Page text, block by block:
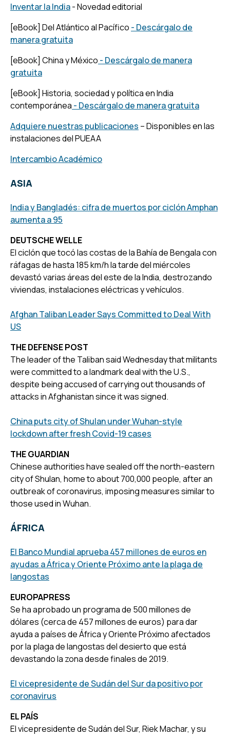
Inventar la India- Novedad editorial
[eBook] Del Atlántico al Pacífico - Descárgalo de
manera gratuita
[eBook] China y México - Descárgalo de manera
gratuita
[eBook] Historia, sociedad y política en India
contemporánea - Descárgalo de manera gratuita
Adquiere nuestras publicaciones – Disponibles en las
instalaciones del PUEAA
Intercambio Académico
ASIA
India y Bangladés: cifra de muertos por ciclón Amphan
aumenta a 95
DEUTSCHE WELLE
El ciclón que tocó las costas de la Bahía de Bengala con
ráfagas de hasta 185 km/h la tarde del miércoles
devastó varias áreas del este de la India, destrozando
viviendas, instalaciones eléctricas y vehículos.
Afghan Taliban Leader Says Committed to Deal With
US
THE DEFENSE POST
The leader of the Taliban said Wednesday that militants
were committed to a landmark deal with the U.S.,
despite being accused of carrying out thousands of
attacks in Afghanistan since it was signed.
China puts city of Shulan under Wuhan-style
lockdown after fresh Covid-19 cases
THE GUARDIAN
Chinese authorities have sealed off the north-eastern
city of Shulan, home to about 700,000 people, after an
outbreak of coronavirus, imposing measures similar to
those used in Wuhan.
ÁFRICA
El Banco Mundial aprueba 457 millones de euros en
ayudas a África y Oriente Próximo ante la plaga de
langostas
EUROPAPRESS
Se ha aprobado un programa de 500 millones de
dólares (cerca de 457 millones de euros) para dar
ayuda a países de África y Oriente Próximo afectados
por la plaga de langostas del desierto que está
devastando la zona desde finales de 2019.
El vicepresidente de Sudán del Sur da positivo por
coronavirus
EL PAÍS
El vicepresidente de Sudán del Sur, Riek Machar, y su